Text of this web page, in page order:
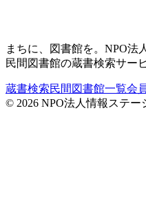
まちに、図書館を。NPO法
民間図書館の蔵書検索サー
蔵書検索民間図書館一覧会
© 2026 NPO法人情報ステー